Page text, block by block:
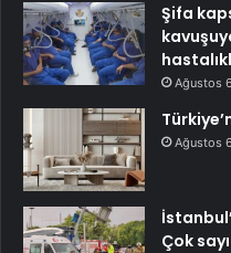
Şifa
Ağustos
Ağustos
Çok